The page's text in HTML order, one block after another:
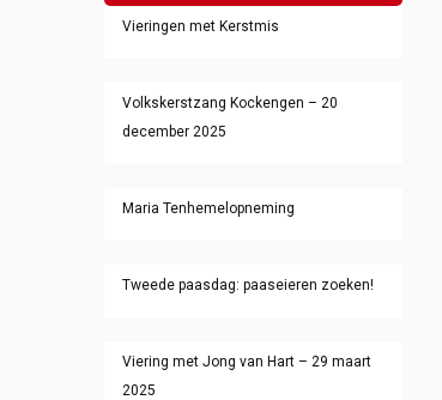
Vieringen met Kerstmis
Volkskerstzang Kockengen – 20
december 2025
Maria Tenhemelopneming
Tweede paasdag: paaseieren zoeken!
Viering met Jong van Hart – 29 maart
2025